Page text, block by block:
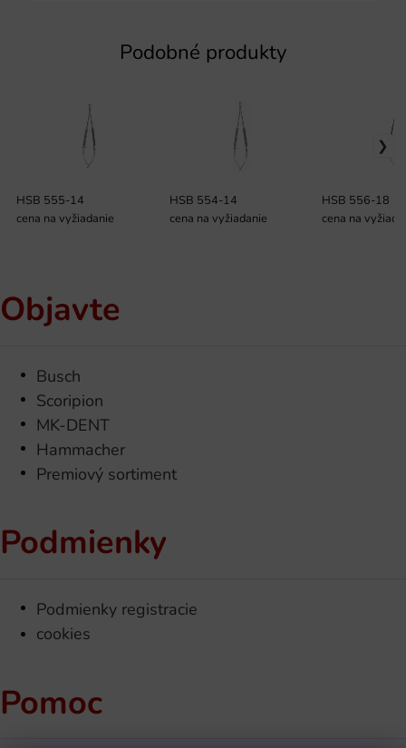
Podobné produkty
HSB 555-14
cena na vyžiadanie
HSB 554-14
cena na vyžiadanie
HSB 556-18
cena na
Objavte
Busch
Scoripion
MK-DENT
Hammacher
Premiový sortiment
Podmienky
Podmienky registracie
cookies
Pomoc